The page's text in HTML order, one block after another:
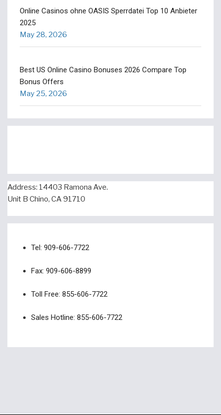
Online Casinos ohne OASIS Sperrdatei Top 10 Anbieter
2025
May 28, 2026
Best US Online Casino Bonuses 2026 Compare Top
Bonus Offers
May 25, 2026
Address: 14403 Ramona Ave.
Unit B Chino, CA 91710
Tel: 909-606-7722
Fax: 909-606-8899
Toll Free: 855-606-7722
Sales Hotline: 855-606-7722